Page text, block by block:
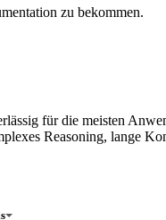
zu bekommen.
für die meisten
Reasoning, lange